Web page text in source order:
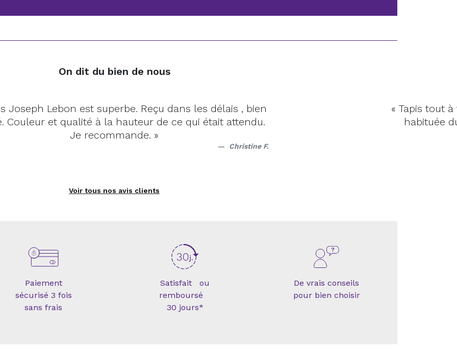
On dit du bien de nous
Joseph Lebon est superbe. Reçu dans les délais , bien
Couleur et qualité à la hauteur de ce qui était attendu.
Je recommande. »
Christine F.
« Tapis tout
habituée
Voir tous nos avis clients
Paiement
sécurisé 3 fois
sans frais
Satisfait ou
remboursé
30 jours*
De vrais conseils
pour bien choisir